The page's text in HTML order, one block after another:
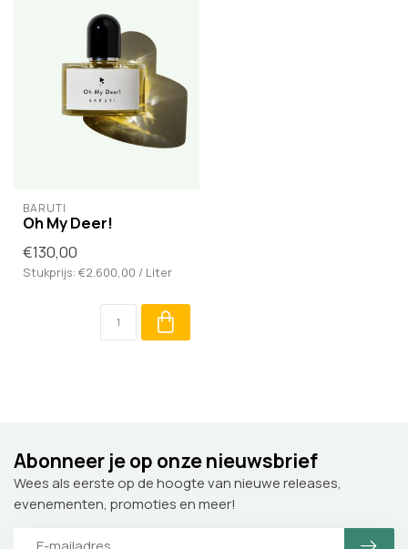
BARUTI
Oh My Deer!
€130,00
Stukprijs: €2.600,00 / Liter
Abonneer je op onze nieuwsbrief
Wees als eerste op de hoogte van nieuwe releases,
evenementen, promoties en meer!